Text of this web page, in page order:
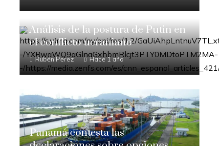
Análisis de la postura de Putin en
el conflicto ucraniano
Rubén Perez Hace 1 año
Panamá contesta las